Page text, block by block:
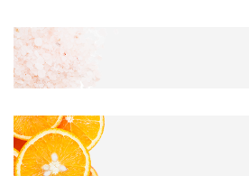
Qantu Chocolat